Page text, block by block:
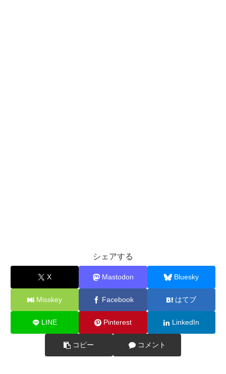
シェアする
X Mastodon Bluesky
Misskey Facebook はてブ
LINE Pinterest LinkedIn
コピー コメント